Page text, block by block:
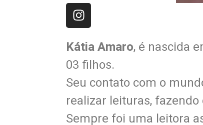
Kátia Amaro, é nascida
03 filhos.
Seu contato com o
realizar leituras,
Sempre foi uma leitora